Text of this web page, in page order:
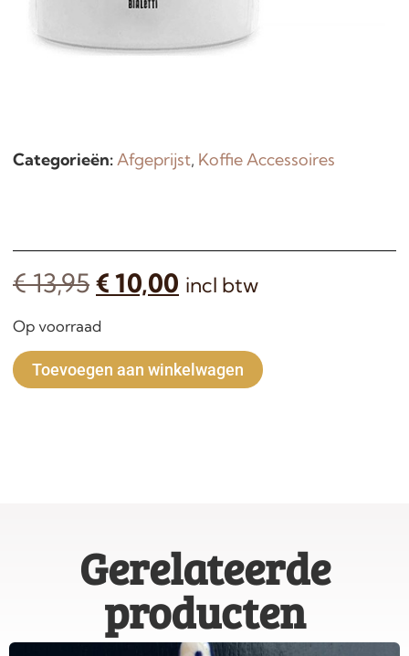
Categorieën:Afgeprijst, Koffie Accessoires
€13,95 € 10,00 incl btw
Op voorraad
Toevoegen aan winkelwagen
Gerelateerde
producten